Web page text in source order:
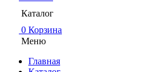
Каталог
0 Корзина
Меню
Главная